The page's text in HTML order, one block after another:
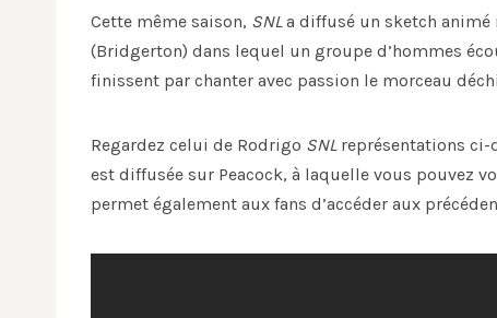
Cette même saison, SNLa diffusé un sketch animé
(Bridgerton) dans lequel un groupe d’hommes
finissent par chanter avec passion le morceau
Regardez celui de Rodrigo SNLreprésentations ci-
est diffusée sur Peacock, à laquelle vous pouvez
permet également aux fans d’accéder aux